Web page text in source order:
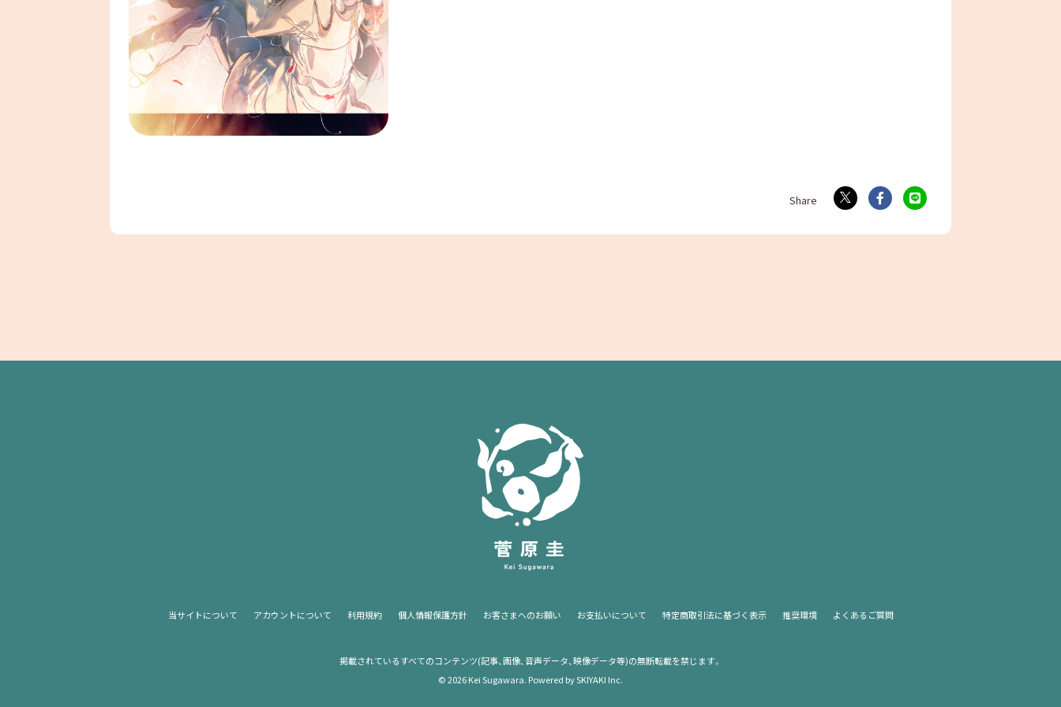
当サイトについて アカウントについて 利用規約 個人情報保護方針 お客さまへのお願い お支払いについて 特定商取引法に基づく表示 推奨環境 よくあるご質問
掲載されているすべてのコンテンツ(記事、画像、音声データ、映像データ等)の無断転載を禁じます。
© 2026 Kei Sugawara. Powered bySKIYAKI Inc.